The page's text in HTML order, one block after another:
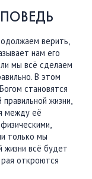
верить,
нам его
мы всё сделаем
В этом
становятся
жизни,
между её
только мы
жизни всё будет
откроются